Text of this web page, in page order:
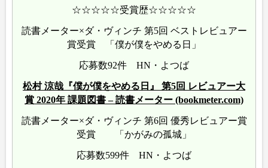
☆☆☆☆☆受賞歴☆☆☆☆☆
読書メーター×ダ・ヴィンチ 第5回 ベストレビュアー
賞受賞 「僕が僕をやめる日」
応募数92件 HN・よつば
松村 涼哉『僕が僕をやめる日』 第5回 レビュアー大
賞 2020年 課題図書 – 読書メーター (bookmeter.com)
読書メーター×ダ・ヴィンチ 第6回 優秀レビュアー賞
受賞 「かがみの孤城」
応募数599件 HN・よつば